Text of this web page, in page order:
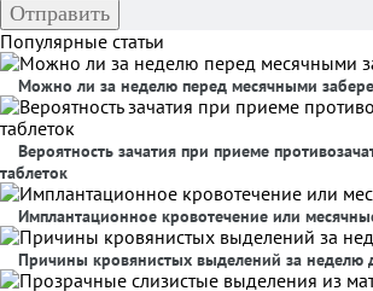
Популярные статьи
Можно ли за неделю перед месячными
Вероятность зачатия при приеме
таблеток
Имплантационное кровотечение или
Причины кровянистых выделений за неделю